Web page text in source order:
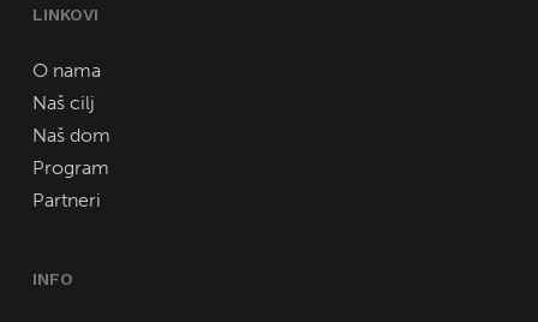
LINKOVI
O nama
Naš cilj
Naš dom
Program
Partneri
INFO